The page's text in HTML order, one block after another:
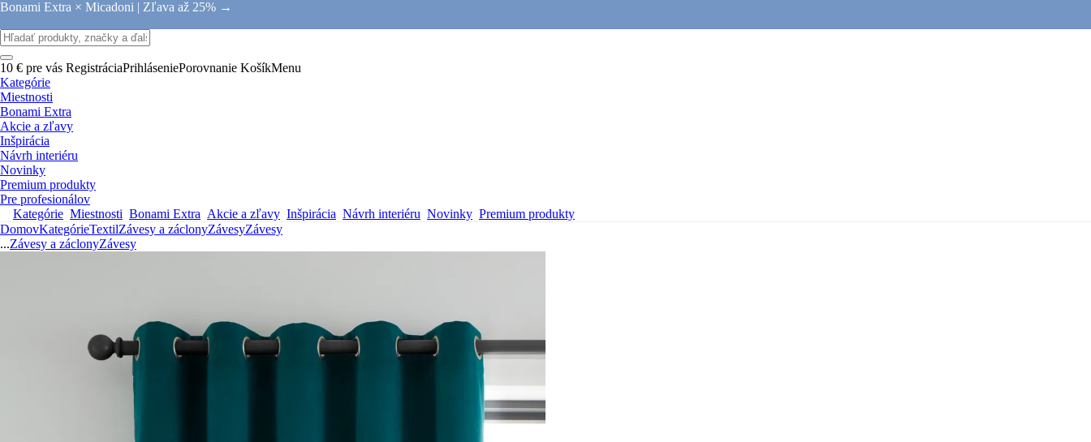
Bonami Extra × Micadoni | Zľava až 25% →
10 € pre vás RegistráciaPrihláseniePorovnanie KošíkMenu
Kategórie
Miestnosti
Bonami Extra
Akcie a zľavy
Inšpirácia
Návrh interiéru
Novinky
Premium produkty
Pre profesionálov
Kategórie Miestnosti Bonami Extra Akcie a zľavy Inšpirácia Návrh interiéru Novinky Premium produkty
DomovKategórieTextilZávesy a záclonyZávesyZávesy
...Závesy a záclonyZávesy